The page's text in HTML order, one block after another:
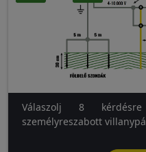
Válaszolj 8
személyreszabott